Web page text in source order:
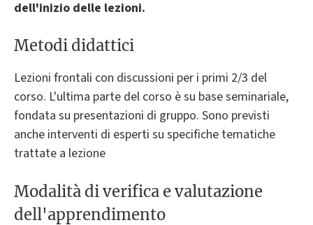
dell'inizio delle lezioni.
Metodi didattici
Lezioni frontali con discussioni per i primi 2/3 del
corso. L'ultima parte del corso è su base seminariale,
fondata su presentazioni di gruppo. Sono previsti
anche interventi di esperti su specifiche tematiche
trattate a lezione
Modalità di verifica e valutazione
dell'apprendimento